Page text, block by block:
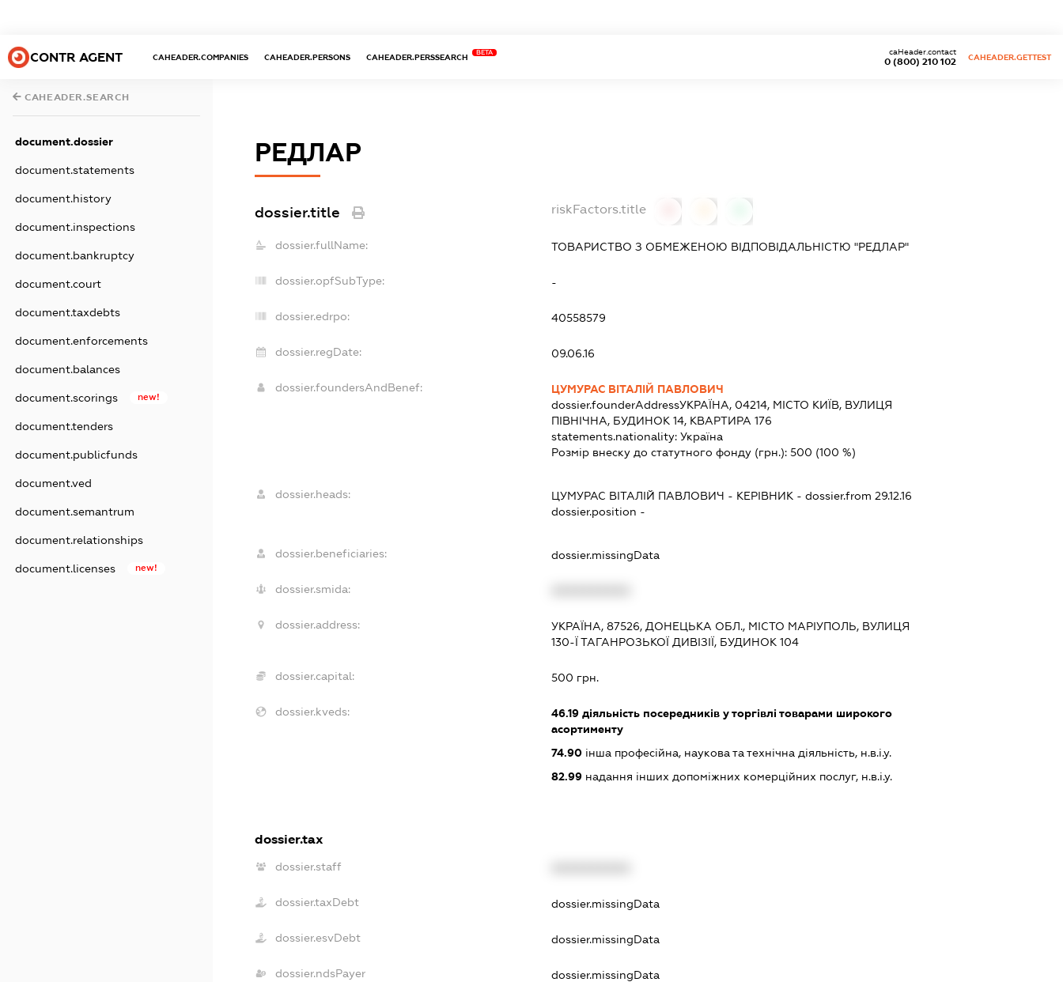
CONTR AGENT CAHEADER.COMPANIES CAHEADER.PERSONS CAHEADER.PERSSEARCH
BETA
0 (800) 210 102
caHeader.contact
CAHEADER.GETTEST
CAHEADER.SEARCH
document.dossier
document.statements
document.history
document.inspections
document.bankruptcy
document.court
document.taxdebts
document.enforcements
document.balances
document.scorings new!
document.tenders
document.publicfunds
document.ved
document.semantrum
document.relationships
document.licenses new!
РЕДЛАР
dossier.title riskFactors.title
dossier.fullName: ТОВАРИСТВО З ОБМЕЖЕНОЮ ВІДПОВІДАЛЬНІСТЮ "РЕДЛАР"
dossier.opfSubType: -
dossier.edrpo: 40558579
dossier.regDate: 09.06.16
dossier.foundersAndBenef:
ЦУМУРАС ВІТАЛІЙ ПАВЛОВИЧ
dossier.founderAddressУКРАЇНА, 04214, МІСТО КИЇВ, ВУЛИЦЯ
ПІВНІЧНА, БУДИНОК 14, КВАРТИРА 176
statements.nationality:Україна
Розмір внеску до статутного фонду (грн.):500 (100 %)
dossier.heads: ЦУМУРАС ВІТАЛІЙ ПАВЛОВИЧ - КЕРІВНИК - dossier.from 29.12.16
dossier.position -
dossier.beneficiaries: dossier.missingData
dossier.smida:
dossier.address:
УКРАЇНА, 87526, ДОНЕЦЬКА ОБЛ., МІСТО МАРІУПОЛЬ, ВУЛИЦЯ
130-Ї ТАГАНРОЗЬКОЇ ДИВІЗІЇ, БУДИНОК 104
dossier.capital: 500 грн.
dossier.kveds: 46.19 діяльність посередників у торгівлі товарами широкого
асортименту
74.90 інша професійна, наукова та технічна діяльність, н.в.і.у.
82.99 надання інших допоміжних комерційних послуг, н.в.і.у.
dossier.tax
dossier.staff
dossier.taxDebt dossier.missingData
dossier.esvDebt dossier.missingData
dossier.ndsPayer dossier.missingData